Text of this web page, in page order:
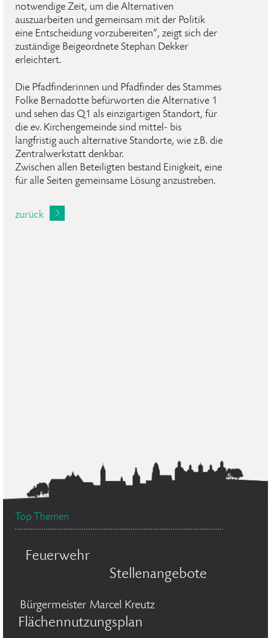
notwendige Zeit, um die Alternativen
auszuarbeiten und gemeinsam mit der Politik
eine Entscheidung vorzubereiten“, zeigt sich der
zuständige Beigeordnete Stephan Dekker
erleichtert.
Die Pfadfinderinnen und Pfadfinder des Stammes
Folke Bernadotte befürworten die Alternative 1
und sehen das Q1 als einzigartigen Standort, für
die ev. Kirchengemeinde sind mittel- bis
langfristig auch alternative Standorte, wie z.B. die
Zentralwerkstatt denkbar.
Zwischen allen Beteiligten bestand Einigkeit, eine
für alle Seiten gemeinsame Lösung anzustreben.
zurück
Top Themen
Feuerwehr
Stellenangebote
Bürgermeister Marcel Kreutz
Flächennutzungsplan